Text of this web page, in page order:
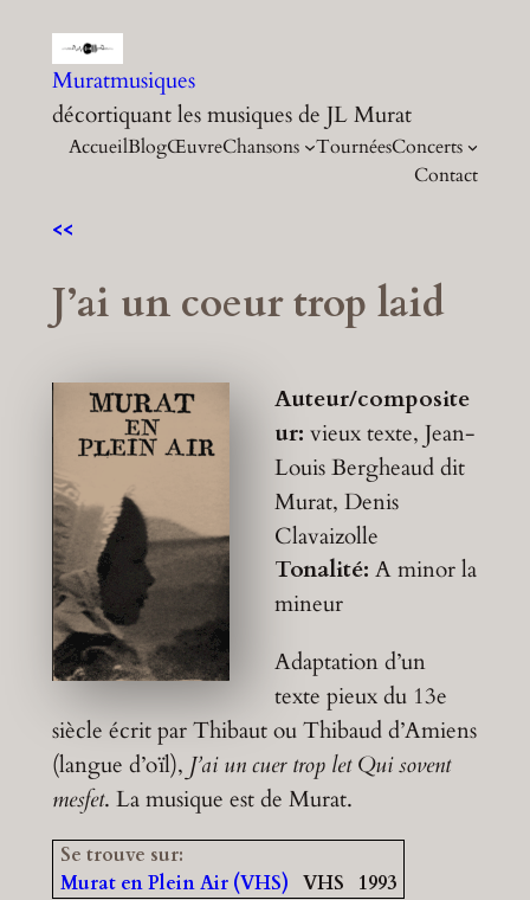
contenu
Muratmusiques
décortiquant les musiques de JL Murat
AccueilBlogŒuvreChansons TournéesConcerts
Contact
<<
J’ai un coeur trop laid
Auteur/composite
ur:vieux texte, Jean-
Louis Bergheaud dit
Murat, Denis
Clavaizolle
Tonalité:A minor la
mineur
Adaptation d’un
texte pieux du 13e
siècle écrit par Thibaut ou Thibaud d’Amiens
(langue d’oïl), J’ai un cuer trop let Qui sovent
mesfet. La musique est de Murat.
Se trouve sur:
Murat en Plein Air (VHS) VHS 1993